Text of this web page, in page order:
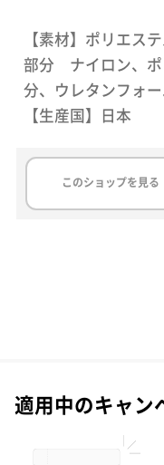
【素材】ポリエス
部分 ナイロン、ポ
分、ウレタンフォー
【生産国】日本
このショップを見る
適用中のキャン